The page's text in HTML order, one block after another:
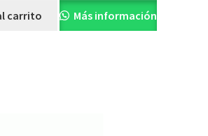
carrito Más información